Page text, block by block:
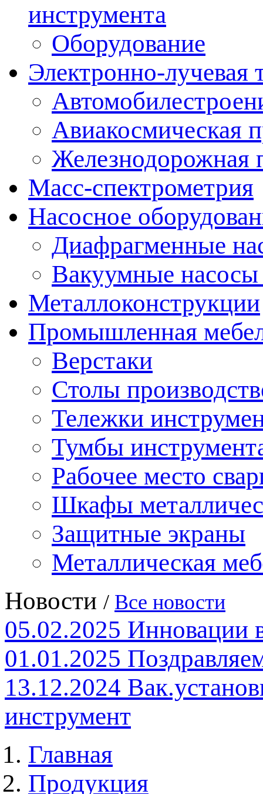
инструмента
Оборудование
Электронно-лучевая
Авиакосмическая
Железнодорожная
Масс-спектрометрия
Насосное
Диафрагменные
Вакуумные
Металлоконструкции
Промышленная
Верстаки
Столы
Тележки
Тумбы
Рабочее место
Шкафы
Защитные экраны
Металлическая
Новости / Все новости
05.02.2025 Инновации
01.01.2025
13.12.2024
инструмент
Главная
Продукция